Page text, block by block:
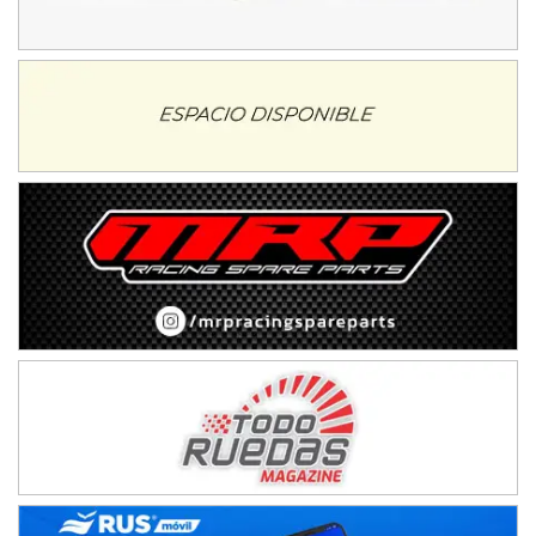
IAME SERIES ARGENTINA 6
Baradero (Buenos Aires)
Ciudad de Trenque Lauquen (Asfalto)
Trenque Lauquen (Buenos Aires)
ENTRERRIANO - F6 (POSTERGADA)
Parque de la Velocidad (Asfalto)
Villaguay (Entre Ríos)
VICTORIENSE - F7
El Cerro (Tierra)
Moto Club Reginense (Tierra)
Gral. E. Godoy (Río Negro)
CSK - F7